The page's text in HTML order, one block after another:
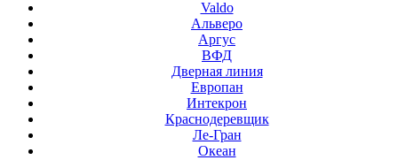
Valdo
Альверо
Аргус
ВФД
Дверная линия
Европан
Интекрон
Краснодеревщик
Ле-Гран
Океан